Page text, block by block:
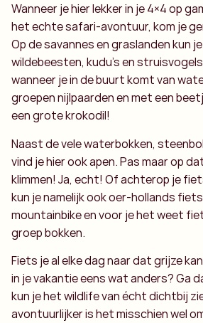
Wanneer je hier lekker in je 4×4 op
het echte safari-avontuur, kom je
Op de savannes en graslanden kun je
wildebeesten, kudu’s en
wanneer je in de buurt komt van
groepen nijlpaarden en met een
een grote krokodil!
Naast de vele waterbokken,
vind je hier ook apen. Pas maar op
klimmen! Ja, echt! Of achterop je
kun je namelijk ook oer-hollands
mountainbike en voor je het weet
groep bokken.
Fiets je al elke dag naar dat grijze
in je vakantie eens wat anders? Ga
kun je het wildlife van écht dichtbij
avontuurlijker is het misschien wel